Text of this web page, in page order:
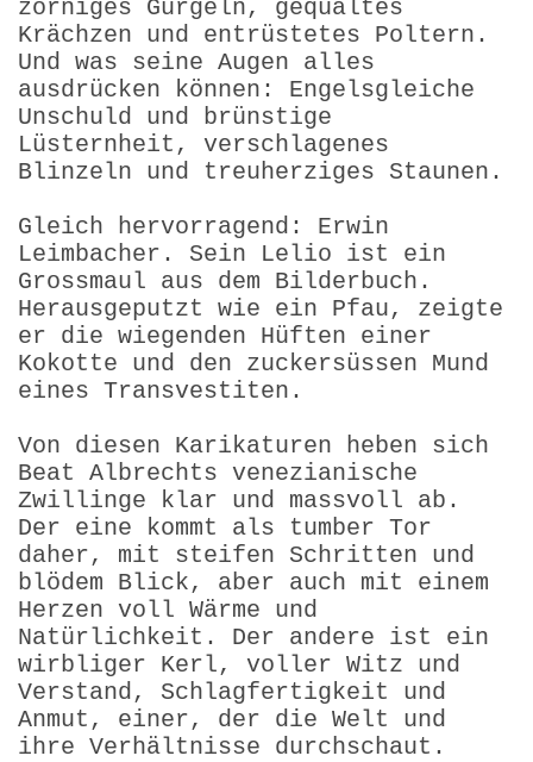
zorniges Gurgeln, gequältes
Krächzen und entrüstetes Poltern.
Und was seine Augen alles
ausdrücken können: Engelsgleiche
Unschuld und brünstige
Lüsternheit, verschlagenes
Blinzeln und treuherziges Staunen.
Gleich hervorragend: Erwin
Leimbacher. Sein Lelio ist ein
Grossmaul aus dem Bilderbuch.
Herausgeputzt wie ein Pfau, zeigte
er die wiegenden Hüften einer
Kokotte und den zuckersüssen Mund
eines Transvestiten.
Von diesen Karikaturen heben sich
Beat Albrechts venezianische
Zwillinge klar und massvoll ab.
Der eine kommt als tumber Tor
daher, mit steifen Schritten und
blödem Blick, aber auch mit einem
Herzen voll Wärme und
Natürlichkeit. Der andere ist ein
wirbliger Kerl, voller Witz und
Verstand, Schlagfertigkeit und
Anmut, einer, der die Welt und
ihre Verhältnisse durchschaut.